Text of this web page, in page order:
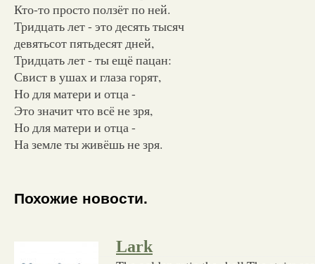
Кто-то просто ползёт по ней.
Тридцать лет - это десять тысяч
девятьсот пятьдесят дней,
Тридцать лет - ты ещё пацан:
Свист в ушах и глаза горят,
Но для матери и отца -
Это значит что всё не зря,
Но для матери и отца -
На земле ты живёшь не зря.
Похожие новости.
Lark